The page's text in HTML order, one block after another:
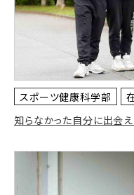
スポーツ健康科学部
知らなかった自分に出会